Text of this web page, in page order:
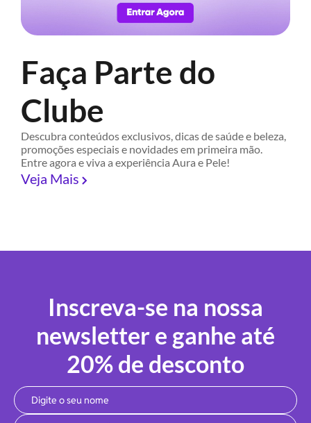
Faça Parte do
Clube
Descubra conteúdos exclusivos, dicas de saúde e beleza,
promoções especiais e novidades em primeira mão.
Entre agora e viva a experiência Aura e Pele!
Veja Mais
Inscreva-se na nossa
newsletter e ganhe até
20% de desconto